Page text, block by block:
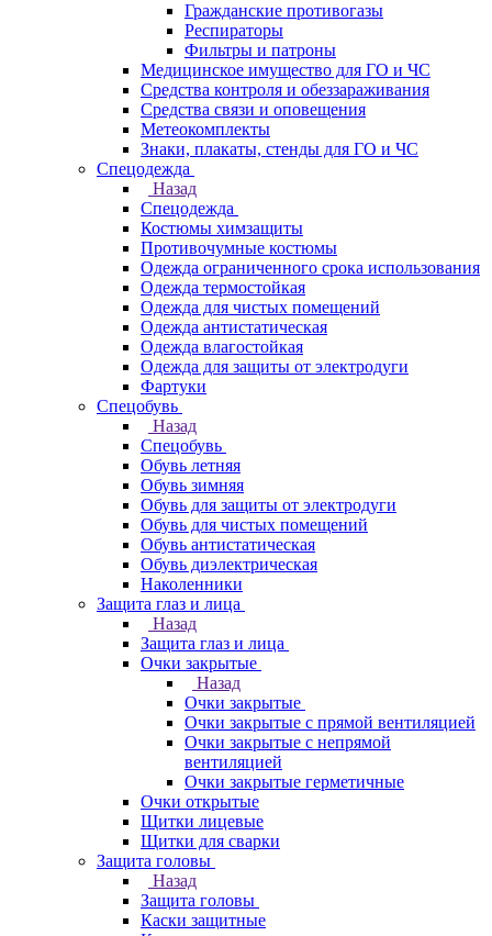
Гражданские противогазы
Респираторы
Фильтры и патроны
Медицинское имущество для ГО и ЧС
Средства контроля и обеззараживания
Средства связи и оповещения
Метеокомплекты
Знаки, плакаты, стенды для ГО и ЧС
Спецодежда
Назад
Спецодежда
Костюмы химзащиты
Противочумные костюмы
Одежда ограниченного срока использования
Одежда термостойкая
Одежда для чистых помещений
Одежда антистатическая
Одежда влагостойкая
Одежда для защиты от электродуги
Фартуки
Спецобувь
Назад
Спецобувь
Обувь летняя
Обувь зимняя
Обувь для защиты от электродуги
Обувь для чистых помещений
Обувь антистатическая
Обувь диэлектрическая
Наколенники
Защита глаз и лица
Назад
Защита глаз и лица
Очки закрытые
Назад
Очки закрытые
Очки закрытые с прямой вентиляцией
Очки закрытые с непрямой
вентиляцией
Очки закрытые герметичные
Очки открытые
Щитки лицевые
Щитки для сварки
Защита головы
Назад
Защита головы
Каски защитные